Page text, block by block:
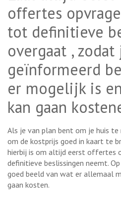
offertes
tot definitieve
overgaat ,
geïnformeerd
er mogelijk is
kan gaan
Als je van plan bent om je huis
om de kostprijs goed in kaart te
hierbij is om altijd eerst offertes
definitieve beslissingen neemt.
goed beeld van wat er allemaal
gaan kosten.